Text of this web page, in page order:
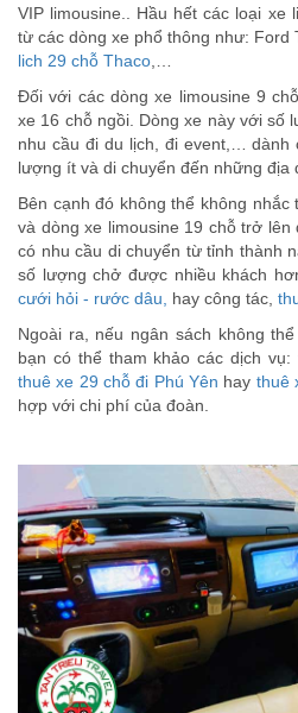
VIP limousine.. Hầu hết các loại xe
từ các dòng xe phổ thông như: Ford
lich 29 chỗ Thaco
Đối với các dòng xe limousine 9
xe 16 chỗ ngồi. Dòng xe này với số
nhu cầu đi du lịch, đi event,… dành
lượng ít và di chuyển đến những địa
Bên cạnh đó không thể không
và dòng xe limousine 19 chỗ trở
có nhu cầu di chuyển từ tỉnh thành
số lượng chở được nhiều khách
cưới hỏi - rước dâu,
hay công tác,
Ngoài ra, nếu ngân sách không
bạn có thể tham khảo các dịch vụ:
thuê xe 29 chỗ đi Phú Yên hay thuê
hợp với chi phí của đoàn.